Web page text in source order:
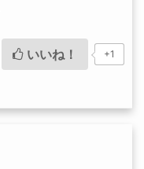
いいね！ +1